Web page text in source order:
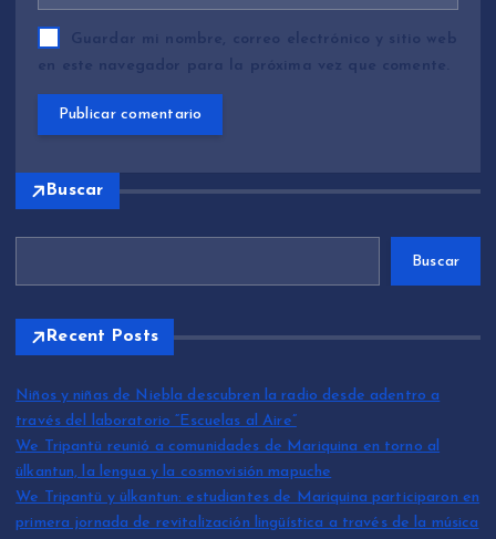
Guardar mi nombre, correo electrónico y sitio web
en este navegador para la próxima vez que comente.
Buscar
Buscar
Recent Posts
Niños y niñas de Niebla descubren la radio desde adentro a
través del laboratorio “Escuelas al Aire”
We Tripantü reunió a comunidades de Mariquina en torno al
ülkantun, la lengua y la cosmovisión mapuche
We Tripantü y ülkantun: estudiantes de Mariquina participaron en
primera jornada de revitalización lingüística a través de la música